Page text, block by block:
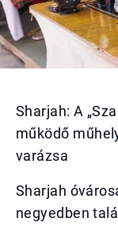
Sharjah: A
működő
varázsa
Sharjah
negyedben